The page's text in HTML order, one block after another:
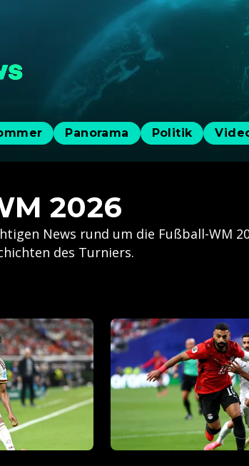
Panorama Politik
2026
News rund um die Fußball-WM
des Turniers.